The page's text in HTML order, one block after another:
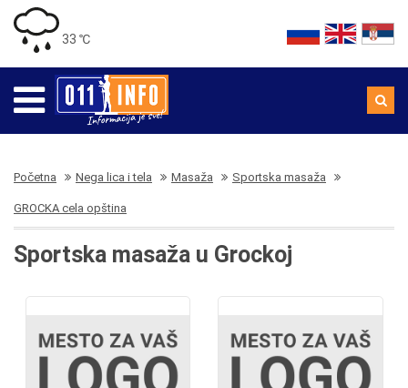
33 ℃
Početna Nega lica i tela Masaža Sportska masaža
GROCKA cela opština
Sportska masaža u Grockoj